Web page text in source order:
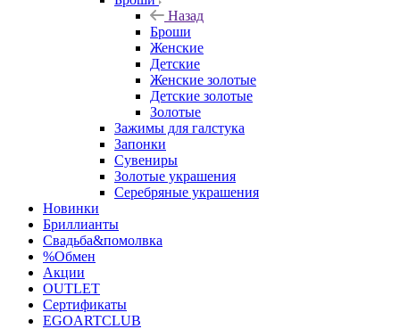
Назад
Броши
Женские
Детские
Женские золотые
Детские золотые
Золотые
Зажимы для галстука
Запонки
Сувениры
Золотые украшения
Серебряные украшения
Новинки
Бриллианты
Свадьба&помолвка
%Обмен
Акции
OUTLET
Сертификаты
EGOARTCLUB